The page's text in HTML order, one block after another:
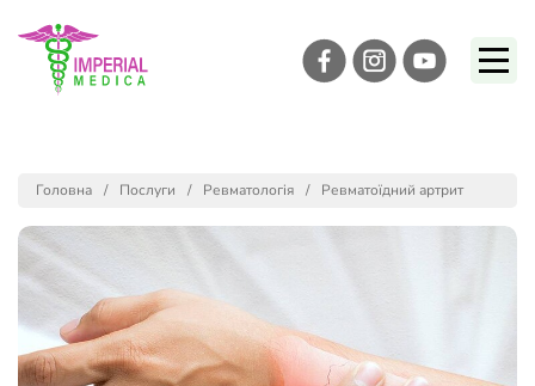
Головна Послуги Ревматологія Ревматоїдний артрит